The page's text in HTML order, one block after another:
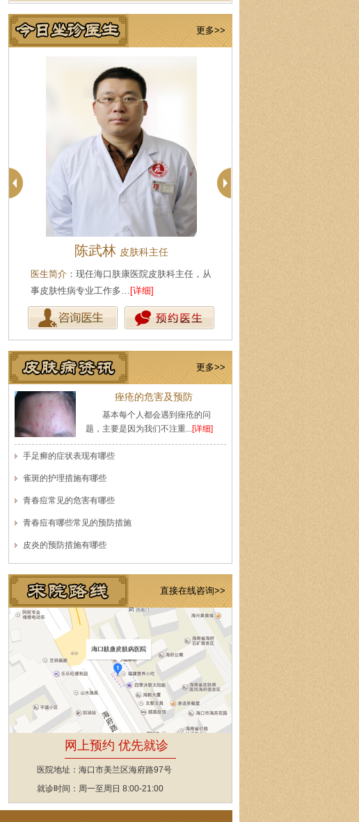
更多>>
陈武林 皮肤科主任
医生简介 ：现任海口肤康医院皮肤科主任，从
事皮肤性病专业工作多… [详细]
更多>>
痤疮的危害及预防
基本每个人都会遇到痤疮的问
题，主要是因为我们不注重...[详细]
手足癣的症状表现有哪些
雀斑的护理措施有哪些
青春痘常见的危害有哪些
青春痘有哪些常见的预防措施
皮炎的预防措施有哪些
直接在线咨询>>
网上预约 优先就诊
医院地址：海口市美兰区海府路97号
就诊时间：周一至周日 8:00-21:00